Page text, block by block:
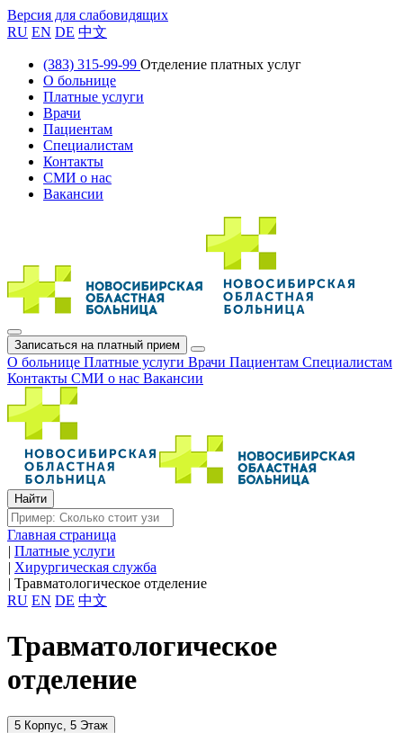
Версия для слабовидящих
RU EN DE 中文
(383) 315-99-99 Отделение платных услуг
О больнице
Платные услуги
Врачи
Пациентам
Специалистам
Контакты
СМИ о нас
Вакансии
Записаться на платный прием
О больнице Платные услуги Врачи Пациентам Специалистам
Контакты СМИ о нас Вакансии
Главная страница
| Платные услуги
| Хирургическая служба
| Травматологическое отделение
RU EN DE 中文
Травматологическое
отделение
5 Корпус, 5 Этаж